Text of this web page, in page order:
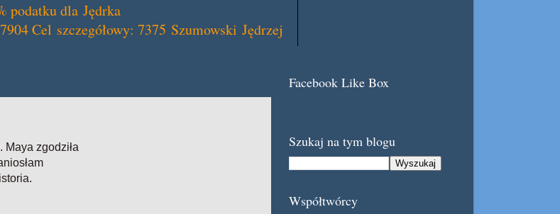
podatku dla Jędrka
Cel szczegółowy: 7375 Szumowski Jędrzej
Maya zgodziła
Facebook Like Box
Szukaj na tym blogu
Współtwórcy